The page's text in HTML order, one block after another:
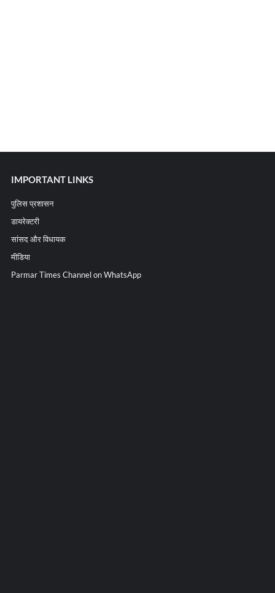
IMPORTANT LINKS
पुलिस प्रशासन
डायरेक्टरी
सांसद और विधायक
मीडिया
Parmar Times Channel on WhatsApp